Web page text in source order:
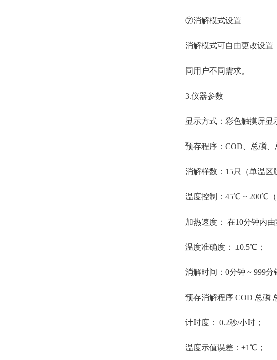
⑦消解模式设置
消解模式可自由更改设置
同用户不同需求。
3.仪器参数
显示方式：彩色触摸屏显
预存程序： COD、总磷、
消解样数： 15只（单温区
温度控制： 45℃ ~ 200℃（
加热速度： 在10分钟内
温度准确度： ±0.5℃；
消解时间： 0分钟 ~ 999分
预存消解程序 COD 总磷
计时度： 0.2秒/小时；
温度示值误差： ±1℃；